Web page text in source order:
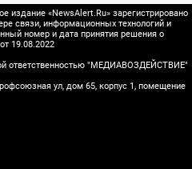
издание «NewsAlert.Ru» зарегистрировано
связи, информационных технологий и
номер и дата принятия решения о
19.08.2022
ответственностью "МЕДИАВОЗДЕЙСТВИЕ"
ул, дом 65, корпус 1, помещение